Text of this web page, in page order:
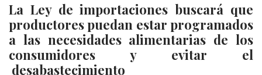
La Ley de importaciones buscará que
productores puedan estar programados
a las necesidades alimentarias de los
consumidores y evitar el
desabastecimiento